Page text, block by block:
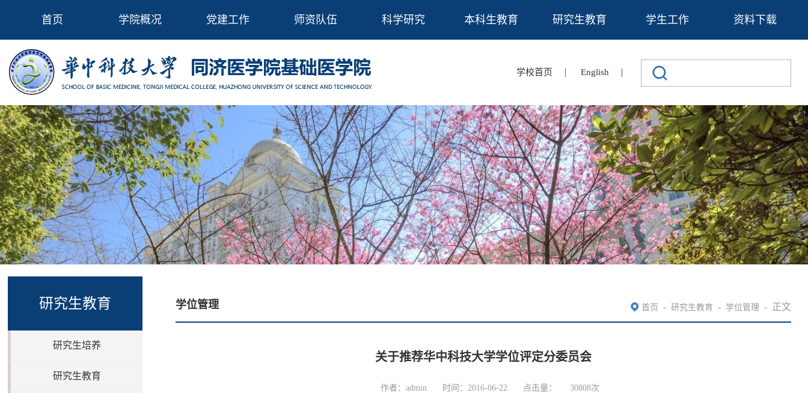
首页 学院概况 党建工作 师资队伍 科学研究 本科生教育 研究生教育 学生工作 资料下载
学校首页 | English |
研究生教育
研究生培养
研究生教育
学位管理 首页 - 研究生教育 - 学位管理 - 正文
关于推荐华中科技大学学位评定分委员会
作者：admin 时间：2016-06-22 点击量： 30808次